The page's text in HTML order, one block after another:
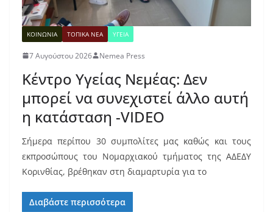
ΚΟΙΝΩΝΙΑ ΤΟΠΙΚΑ ΝΕΑ ΥΓΕΙΑ
7 Αυγούστου 2026 Nemea Press
Κέντρο Υγείας Νεμέας: Δεν
μπορεί να συνεχιστεί άλλο αυτή
η κατάσταση -VIDEO
Σήμερα περίπου 30 συμπολίτες μας καθώς και τους
εκπροσώπους του Νομαρχιακού τμήματος της ΑΔΕΔΥ
Κορινθίας, βρέθηκαν στη διαμαρτυρία για το
Διαβάστε περισσότερα